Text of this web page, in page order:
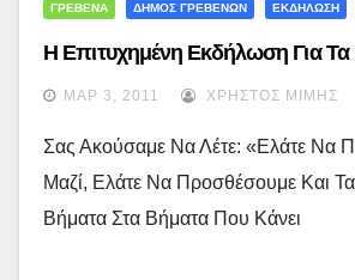
ΓΡΕΒΕΝΑ ΔΗΜΟΣ ΓΡΕΒΕΝΩΝ ΕΚΔΗΛΩΣΗ
Η Επιτυχημένη Εκδήλωση Για Τα
ΜΑΡ 3, 2011 ΧΡΉΣΤΟΣ ΜΊΜΗΣ
Σας Ακούσαμε Να Λέτε: «Ελάτε Να
Μαζί, Ελάτε Να Προσθέσουμε Και
Βήματα Στα Βήματα Που Κάνει